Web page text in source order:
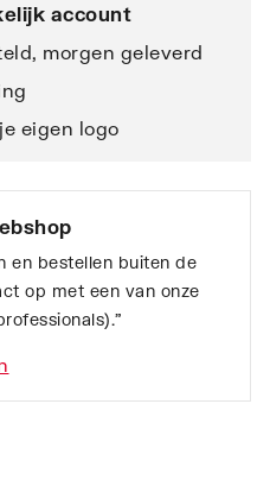
account
morgen geleverd
eigen logo
en bestellen buiten de
op met een van onze